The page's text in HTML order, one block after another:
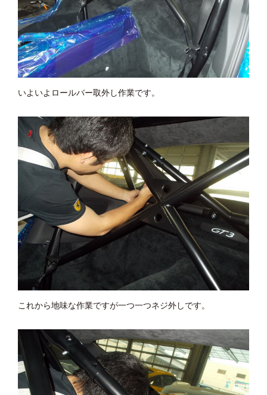
いよいよロールバー取外し作業です。
これから地味な作業ですが一つ一つネジ外しです。